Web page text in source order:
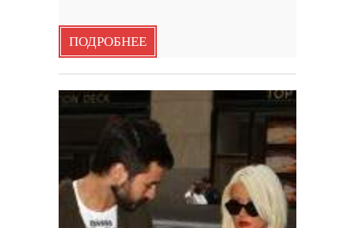
ПОДРОБНЕЕ